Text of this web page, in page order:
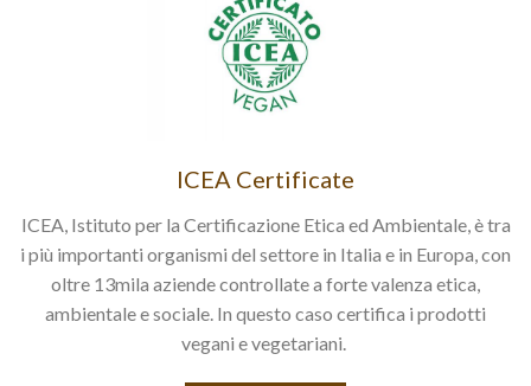
ICEA Certificate
ICEA, Istituto per la Certificazione Etica ed Ambientale, è tra
i più importanti organismi del settore in Italia e in Europa, con
oltre 13mila aziende controllate a forte valenza etica,
ambientale e sociale. In questo caso certifica i prodotti
vegani e vegetariani.